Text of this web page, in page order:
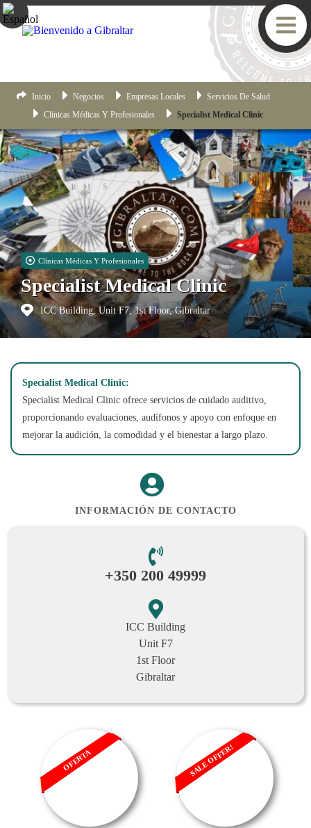
Inicio Negocios Empresas Locales
Servicios De Salud
Clínicas Médicas Y Profesionales
Specialist Medical Clinic
Clínicas Médicas Y Profesionales
Specialist Medical Clinic
ICC Building, Unit F7, 1st Floor, Gibraltar
Specialist Medical Clinic:
Specialist Medical Clinic ofrece servicios de cuidado auditivo,
proporcionando evaluaciones, audífonos y apoyo con enfoque en
mejorar la audición, la comodidad y el bienestar a largo plazo.
INFORMACIÓN DE CONTACTO
+350 200 49999
ICC Building
Unit F7
1st Floor
Gibraltar
OFERTA SALE OFFER!